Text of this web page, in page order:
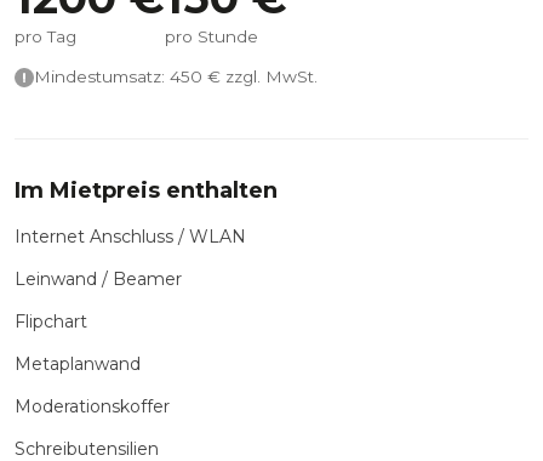
pro Tag pro Stunde
Mindestumsatz: 450 € zzgl. MwSt.
Im Mietpreis enthalten
Internet Anschluss / WLAN
Leinwand / Beamer
Flipchart
Metaplanwand
Moderationskoffer
Schreibutensilien